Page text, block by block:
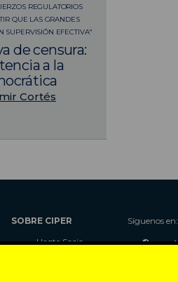
REGULATORIOS
QUE LAS GRANDES
SUPERVISIÓN EFECTIVA"
de censura:
a la
Cortés
SOBRE CIPER
Hazte Socio
Síguenos en: